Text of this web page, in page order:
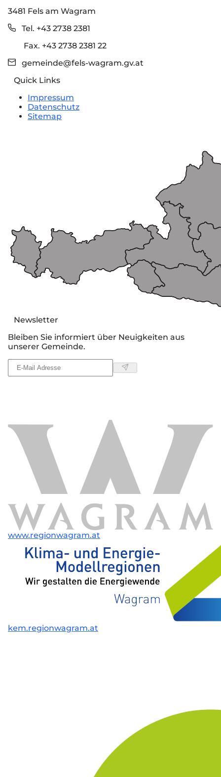
3481 Fels am Wagram
Tel. +43 2738 2381
Fax. +43 2738 2381 22
gemeinde@fels-wagram.gv.at
Quick Links
Impressum
Datenschutz
Sitemap
Newsletter
Bleiben Sie informiert über Neuigkeiten aus
unserer Gemeinde.
www.regionwagram.at
kem.regionwagram.at